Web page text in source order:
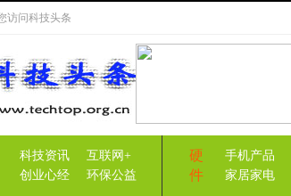
访问科技头条
科技资讯
互联网+
创业心经
环保公益
硬
件
手机产品
家居家电